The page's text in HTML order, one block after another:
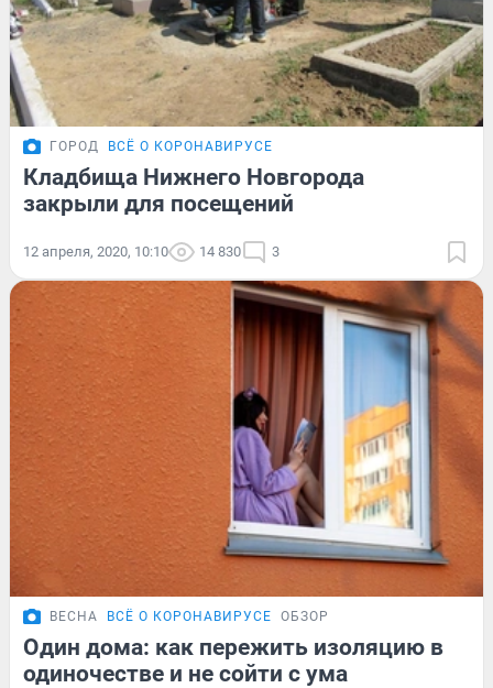
ГОРОД ВСЁ О КОРОНАВИРУСЕ
Кладбища Нижнего Новгорода
закрыли для посещений
12 апреля, 2020, 10:10 14 830 3
ВЕСНА ВСЁ О КОРОНАВИРУСЕ ОБЗОР
Один дома: как пережить изоляцию в
одиночестве и не сойти с ума